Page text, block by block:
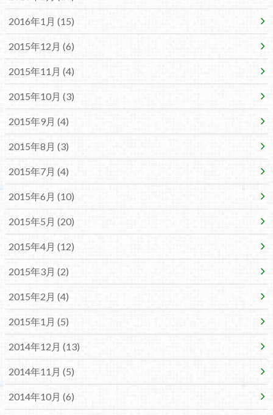
2016年1月 (15)
2015年12月 (6)
2015年11月 (4)
2015年10月 (3)
2015年9月 (4)
2015年8月 (3)
2015年7月 (4)
2015年6月 (10)
2015年5月 (20)
2015年4月 (12)
2015年3月 (2)
2015年2月 (4)
2015年1月 (5)
2014年12月 (13)
2014年11月 (5)
2014年10月 (6)